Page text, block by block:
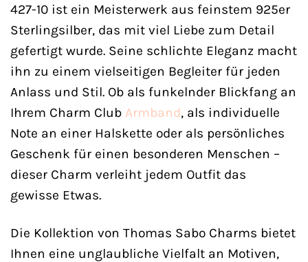
427-10 ist ein Meisterwerk aus feinstem 925er
Sterlingsilber, das mit viel Liebe zum Detail
gefertigt wurde. Seine schlichte Eleganz macht
ihn zu einem vielseitigen Begleiter für jeden
Anlass und Stil. Ob als funkelnder Blickfang an
Ihrem Charm Club Armband, als individuelle
Note an einer Halskette oder als persönliches
Geschenk für einen besonderen Menschen –
dieser Charm verleiht jedem Outfit das
gewisse Etwas.
Die Kollektion von Thomas Sabo Charms bietet
Ihnen eine unglaubliche Vielfalt an Motiven,